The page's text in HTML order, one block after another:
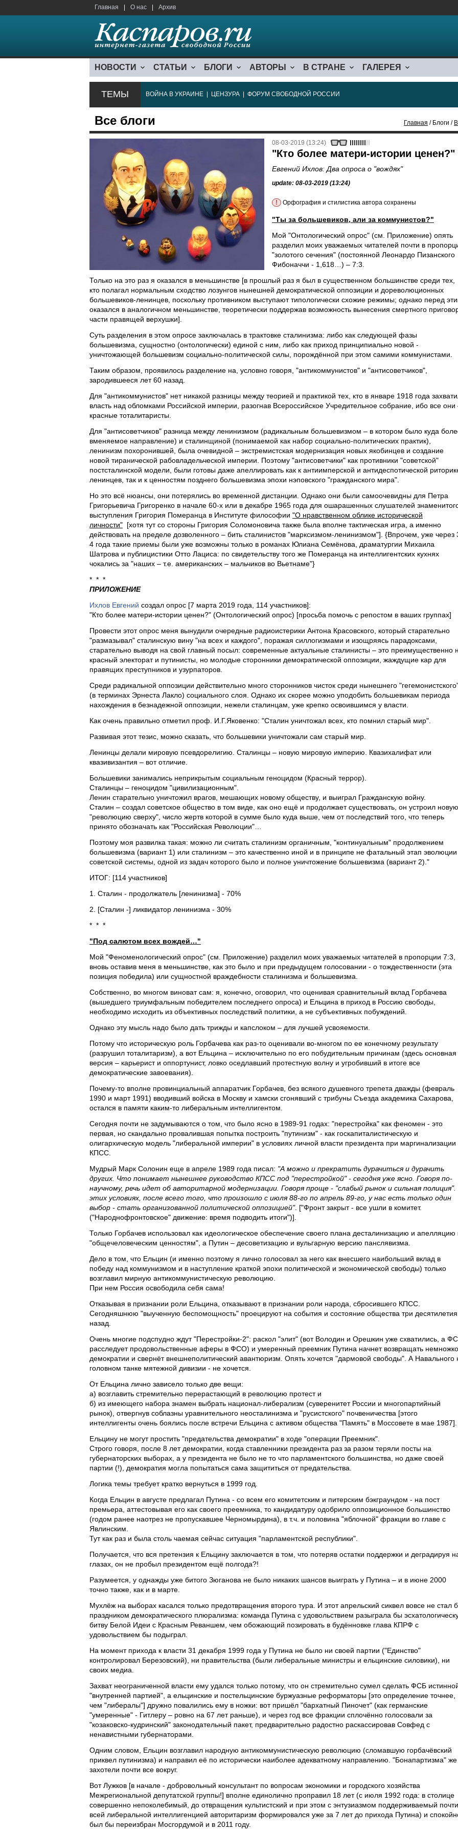
Главная О нас Архив
НОВОСТИ СТАТЬИ БЛОГИ АВТОРЫ В СТРАНЕ ГАЛЕРЕЯ
ТЕМЫ ВОЙНА В УКРАИНЕ ЦЕНЗУРА ФОРУМ СВОБОДНОЙ РОССИИ
Все блоги Главная / Блоги /
08-03-2019 (13:24)
"Кто более матери-истории ценен?"
Евгений Ихлов: Два опроса о "вождях"
update: 08-03-2019 (13:24)
! Орфография и стилистика автора сохранены
"Ты за большевиков, али за коммунистов?"
Мой "Онтологический опрос" (см. Приложение) опять
разделил моих уважаемых читателей почти в
"золотого сечения" (постоянной Леонардо Пизанского
Фибоначчи - 1,618…) – 7:3.
Только на это раз я оказался в меньшинстве [в прошлый раз я был в существенном большинстве среди тех,
кто полагал нормальным сходство лозунгов нынешней демократической оппозиции и дореволюционных
большевиков-ленинцев, поскольку противником выступают типологически схожие режимы; однако перед
оказался в аналогичном меньшинстве, теоретически поддержав возможность вынесения смертного
части правящей верхушки].
Суть разделения в этом опросе заключалась в трактовке сталинизма: либо как следующей фазы
большевизма, сущностно (онтологически) единой с ним, либо как приход принципиально новой -
уничтожающей большевизм социально-политической силы, порождённой при этом самими коммунистами.
Таким образом, проявилось разделение на, условно говоря, "антикоммунистов" и "антисоветчиков",
зародившееся лет 60 назад.
Для "антикоммунистов" нет никакой разницы между теорией и практикой тех, кто в январе 1918 года
власть над обломками Российской империи, разогнав Всероссийское Учредительное собрание, ибо все они
красные тоталитаристы.
Для "антисоветчиков" разница между ленинизмом (радикальным большевизмом – в котором было куда
вменяемое направление) и сталинщиной (понимаемой как набор социально-политических практик),
ленинизм похоронившей, была очевидной – экстремистская модернизация новых якобинцев и создание
новой тиранической рабовладельческой империи. Поэтому "антисоветчики" как противники "советской"
постсталинской модели, были готовы даже апеллировать как к антиимперской и антидеспотической
ленинцев, так и к ценностям позднего большевизма эпохи нэповского "гражданского мира".
Но это всё нюансы, они потерялись во временной дистанции. Однако они были самоочевидны для Петра
Григорьевича Григоренко в начале 60-х или в декабре 1965 года для ошарашенных слушателей
выступления Григория Померанца в Институте философии "О нравственном облике исторической
личности" [хотя тут со стороны Григория Соломоновича также была вполне тактическая игра, а именно
действовать на пределе дозволенного – бить сталинистов "марксизмом-ленинизмом"]. {Впрочем, уже через
4 года такие приемы были уже возможны только в романах Юлиана Семёнова, драматургии Михаила
Шатрова и публицистики Отто Лациса: по свидетельству того же Померанца на интеллигентских кухнях
чокались за "наших – т.е. американских – мальчиков во Вьетнаме"}
* * *
ПРИЛОЖЕНИЕ
Ихлов Евгений создал опрос [7 марта 2019 года, 114 участников]:
"Кто более матери-истории ценен?" (Онтологический опрос) [просьба помочь с репостом в ваших группах]
Провести этот опрос меня вынудили очередные радиоистерики Антона Красовского, который старательно
"размазывал" сталинскую вину "на всех и каждого", поражая силлогизмами и изощряясь парадоксами,
старательно выводя на свой главный посыл: современные актуальные сталинисты – это преимущественно
красный электорат и путинисты, но молодые сторонники демократической оппозиции, жаждущие кар для
правящих преступников и узурпаторов.
Среди радикальной оппозиции действительно много сторонников чисток среди нынешнего
(в терминах Эрнеста Лакло) социального слоя. Однако их скорее можно уподобить большевикам периода
нахождения в безнадежной оппозиции, нежели сталинцам, уже крепко освоившимся у власти.
Как очень правильно отметил проф. И.Г.Яковенко: "Сталин уничтожал всех, кто помнил старый мир".
Развивая этот тезис, можно сказать, что большевики уничтожали сам старый мир.
Ленинцы делали мировую псевдорелигию. Сталинцы – новую мировую империю. Квазихалифат или
квазивизантия – вот отличие.
Большевики занимались неприкрытым социальным геноцидом (Красный террор).
Сталинцы – геноцидом "цивилизационным".
Ленин старательно уничтожил врагов, мешающих новому обществу, и выиграл Гражданскую войну.
Сталин – создал советское общество в том виде, как оно ещё и продолжает существовать, он устроил новую
"революцию сверху", число жертв которой в сумме было куда выше, чем от последствий того, что теперь
принято обозначать как "Российская Революции"…
Поэтому моя развилка такая: можно ли считать сталинизм органичным, "континуальным" продолжением
большевизма (вариант 1) или сталинизм – это качественно иной и в принципе не фатальный этап эволюции
советской системы, одной из задач которого было и полное уничтожение большевизма (вариант 2)."
ИТОГ: [114 участников]
1. Сталин - продолжатель [ленинизма] - 70%
2. [Сталин -] ликвидатор ленинизма - 30%
* * *
"Под салютом всех вождей…"
Мой "Феноменологический опрос" (см. Приложение) разделил моих уважаемых читателей в пропорции 7:3,
вновь оставив меня в меньшинстве, как это было и при предыдущем голосовании - о тождественности (эта
позиция победила) или сущностной враждебности сталинизма и большевизма.
Собственно, во многом виноват сам: я, конечно, оговорил, что оценивая сравнительный вклад Горбачева
(вышедшего триумфальным победителем последнего опроса) и Ельцина в приход в Россию свободы,
необходимо исходить из объективных последствий политики, а не субъективных побуждений.
Однако эту мысль надо было дать трижды и капслоком – для лучшей усвояемости.
Потому что историческую роль Горбачева как раз-то оценивали во-многом по ее конечному результату
(разрушил тоталитаризм), а вот Ельцина – исключительно по его побудительным причинам (здесь основная
версия – карьерист и оппортунист, ловко оседлавший протестную волну и угробивший в итоге все
демократические завоевания).
Почему-то вполне провинциальный аппаратчик Горбачев, без всякого душевного трепета дважды (февраль
1990 и март 1991) вводивший войска в Москву и хамски сгонявший с трибуны Съезда академика Сахарова,
остался в памяти каким-то либеральным интеллигентом.
Сегодня почти не задумываются о том, что было ясно в 1989-91 годах: "перестройка" как феномен - это
первая, но скандально провалившая попытка построить "путинизм" - как госкапиталистическую и
олигархическую модель "либеральной империи" в условиях личной власти президента при маргинализации
КПСС.
Мудрый Марк Солонин еще в апреле 1989 года писал: "А можно и прекратить дурачиться и дурачить
других. Что понимает нынешнее руководство КПСС под "перестройкой" - сегодня уже ясно. Говоря по-
научному, речь идет об авторитарной модернизации. Говоря проще - "слабый рынок и сильная полиция".
этих условиях, после всего того, что произошло с июля 88-го по апрель 89-го, у нас есть только один
выбор - стать организованной политической оппозицией". ["Фронт закрыт - все ушли в комитет.
("Народнофронтовское" движение: время подводить итоги")].
Только Горбачев использовал как идеологическое обеспечение своего плана десталинизацию и апелляцию
"общечеловеческим ценностям", а Путин – десоветизацию и вульгарную версию панслявизма.
Дело в том, что Ельцин (и именно поэтому я лично голосовал за него как внесшего наибольший вклад в
победу над коммунизмом и в наступление краткой эпохи политической и экономической свободы) только
возглавил мирную антикоммунистическую революцию.
При нем Россия освободила себя сама!
Отказывая в признании роли Ельцина, отказывают в признании роли народа, сбросившего КПСС.
Сегодняшнюю "выученную беспомощность" проецируют на события и состояние общества три десятилетия
назад.
Очень многие подспудно ждут "Перестройки-2": раскол "элит" (вот Володин и Орешкин уже схватились, а
расследует продовольственные аферы в ФСО) и умеренный преемник Путина начнет возвращать немножко
демократии и свернёт внешнеполитический авантюризм. Опять хочется "дармовой свободы". А Навального
головном танке мятежной дивизии - не хочется.
От Ельцина лично зависело только две вещи:
а) возглавить стремительно перерастающий в революцию протест и
б) из имеющего набора знамен выбрать национал-либерализм (суверенитет России и многопартийный
рынок), отвергнув соблазны уравнительного неосталинизма и "русистского" почвеничества [этого
интеллигенты очень боялись после встречи Ельцина с активом общества "Память" в Моссовете в мае 1987].
Ельцину не могут простить "предательства демократии" в ходе "операции Преемник".
Строго говоря, после 8 лет демократии, когда ставленники президента раз за разом теряли посты на
губернаторских выборах, а у президента не было не то что парламентского большинства, но даже своей
партии (!), демократия могла попытаться сама защититься от предательства.
Логика темы требует кратко вернуться в 1999 год.
Когда Ельцин в августе предлагал Путина - со всем его комитетским и питерским бэкграундом - на пост
премьера, аттестовывая его как своего преемника, то кандидатуру одобрило оппозиционное большинство
(годом ранее наотрез не пропускавшее Черномырдина), в т.ч. и половина "яблочной" фракции во главе с
Явлинским.
Тут как раз и была столь чаемая сейчас ситуация "парламентской республики".
Получается, что вся претензия к Ельцину заключается в том, что потеряв остатки поддержки и деградируя
глазах, он не пробыл президентом ещё полгода?!
Разумеется, у однажды уже битого Зюганова не было никаких шансов выиграть у Путина – и в июне 2000
точно также, как и в марте.
Мухлёж на выборах касался только предотвращения второго тура. И этот апрельский сиквел вовсе не стал
праздником демократического плюрализма: команда Путина с удовольствием разыграла бы
битву Белой Идеи с Красным Реваншем, чем обожающий позировать в будённовке глава КПРФ с
удовольствием бы подыграл.
На момент прихода к власти 31 декабря 1999 года у Путина не было ни своей партии ("Единство"
контролировал Березовский), ни правительства (были либеральные министры и ельцинские силовики), ни
своих медиа.
Захват неограниченной власти ему удался только потому, что он стремительно сумел сделать ФСБ
"внутренней партией", а ельцинские и постельцинские буржуазные реформаторы [это определение точнее,
чем "либералы"] дружно повалились ему в ножки: вот пришёл "бархатный Пиночет" (как германские
"умеренные" - Гитлеру – ровно на 67 лет раньше), и через год все фракции сплочённо голосовали за
"козаковско-кудринский" законодательный пакет, предварительно радостно раскассировав Совфед с
ненавистными губернаторами.
Одним словом, Ельцин возглавил народную антикоммунистическую революцию (сломавшую горбачёвский
приквел путинизма) и направил её по исторически наиболее адекватному направлению. "Бонапартизма" же
захотели почти все вокруг.
Вот Лужков [в начале - добровольный консультант по вопросам экономики и городского хозяйства
Межрегиональной депутатской группы!] вполне единолично проправил 18 лет (с июля 1992 года: в столице
совершенно непоколебимый, до отвращения культистский и при этом с энтузиазмом поддерживаемый почти
всей либеральной интеллигенцией авторитаризм формировался уже за 7 лет до прихода Путина) и
был бы переизбран Мосгордумой и в 2011 году.